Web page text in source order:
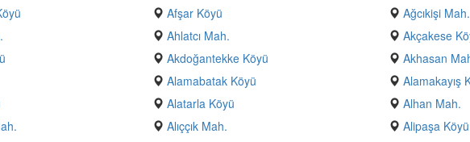
Afşar Köyü
Ağcıkişi Mah.
Ahlatcı Mah.
Akçakese
Akdoğantekke Köyü
Akhasan
Alamabatak Köyü
Alamakayış
Alatarla Köyü
Alhan Mah.
Alıççık Mah.
Alipaşa Köyü